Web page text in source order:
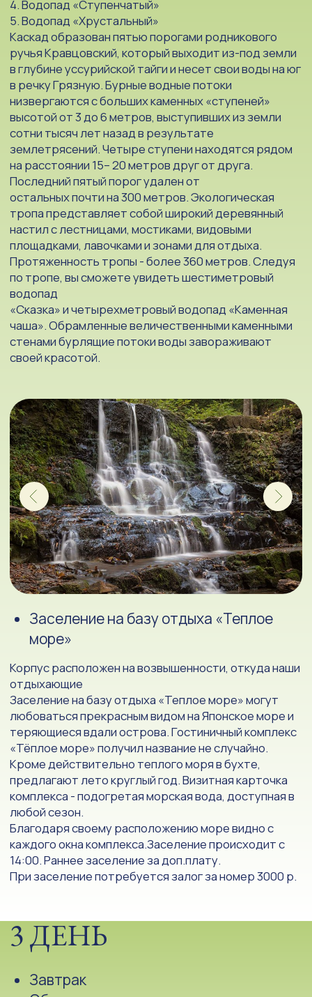
Заселение на базу отдыха «Теплое
море»
Корпус расположен на возвышенности, откуда наши
отдыхающие
Заселение на базу отдыха «Теплое море» могут
любоваться прекрасным видом на Японское море и
теряющиеся вдали острова. Гостиничный комплекс
«Тёплое море» получил название не случайно.
Кроме действительно теплого моря в бухте,
предлагают лето круглый год. Визитная карточка
комплекса - подогретая морская вода, доступная в
Благодаря своему расположению море видно с
каждого окна комплекса.Заселение происходит с
14:00. Раннее заселение за доп.плату.
При заселение потребуется залог за номер 3000 р.
3 ДЕНЬ
Завтрак
Бассейн с теплой морской водой, тренажерный зал.
4 ДЕНЬ
Завтрак
Экскурсия тропой леопарда
Посещение бассейна. Сдача номеров в 12:00.
леопарда" проведёт вас по участку приморского
широколиственного леса - биотопу, который
служит домом таинственному дальневосточному
леопарду. Она снабжена множеством
информационных стендов, табличками,
интерактивными элементами и видовыми
площадками.
Тропа проложена таким образом, чтобы на ней
можно было увидеть почти все растительное
богатство уссурийской тайги. После маршрута
будет документальный фильм «Лео», который
никого не оставит равнодушным. В Визит-центре
продаются сувениры в тематике леопарда.